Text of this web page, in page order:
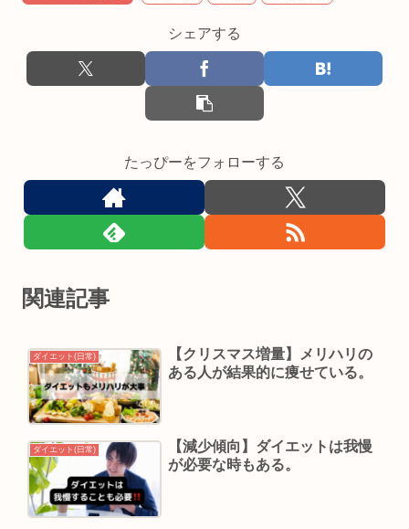
シェアする
たっぴーをフォローする
関連記事
ダイエット(日常)
【クリスマス増量】メリハリの
ある人が結果的に痩せている。
ダイエット(日常)
【減少傾向】ダイエットは我慢
が必要な時もある。